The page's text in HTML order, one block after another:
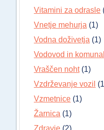
Vitamini za odrasle
Vnetje mehurja (1)
Vodna doživetja (1)
Vodovod in
Vraščen noht(1)
Vzdrževanje vozil
Vzmetnice (1)
Žarnica (1)
Zdravje (2)